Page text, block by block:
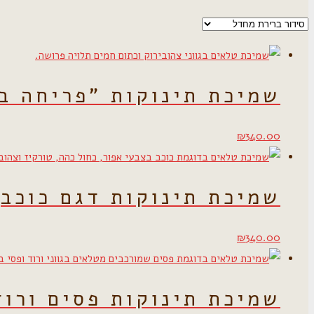
שמיכת תינוקות "פריחה
₪340.00
שמיכת תינוקות דגם כוכב
₪340.00
שמיכת תינוקות פסים